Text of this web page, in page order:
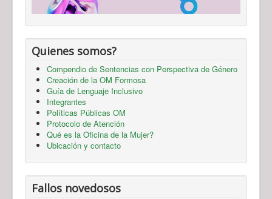
Quienes somos?
Compendio de Sentencias con Perspectiva de Género
Creación de la OM Formosa
Guía de Lenguaje Inclusivo
Integrantes
Políticas Públicas OM
Protocolo de Atención
Qué es la Oficina de la Mujer?
Ubicación y contacto
Fallos novedosos